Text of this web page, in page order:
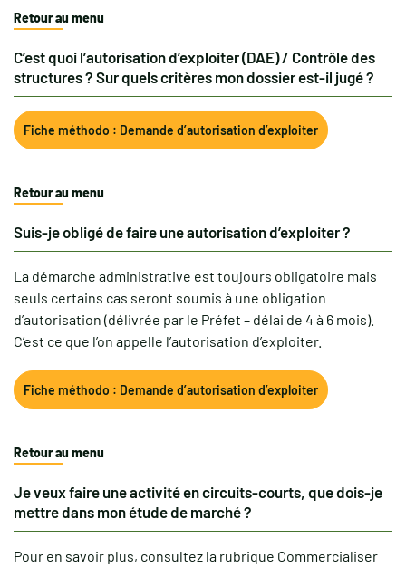
Retour au menu
C’est quoi l’autorisation d’exploiter (DAE) / Contrôle des
structures ? Sur quels critères mon dossier est-il jugé ?
Fiche méthodo : Demande d’autorisation d’exploiter
Retour au menu
Suis-je obligé de faire une autorisation d’exploiter ?
La démarche administrative est toujours obligatoire mais
seuls certains cas seront soumis à une obligation
d’autorisation (délivrée par le Préfet – délai de 4 à 6 mois).
C’est ce que l’on appelle l’autorisation d’exploiter.
Fiche méthodo : Demande d’autorisation d’exploiter
Retour au menu
Je veux faire une activité en circuits-courts, que dois-je
mettre dans mon étude de marché ?
Pour en savoir plus, consultez la rubrique Commercialiser